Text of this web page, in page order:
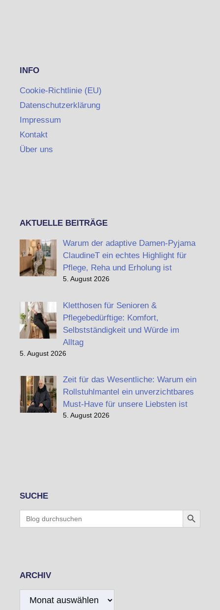
INFO
Cookie-Richtlinie (EU)
Datenschutzerklärung
Impressum
Kontakt
Über uns
AKTUELLE BEITRÄGE
Warum der adaptive Damen-Pyjama
ClaudineT ein echtes Highlight für
Pflege, Reha und Erholung ist
5. August 2026
Kletthosen für Senioren &
Pflegebedürftige: Komfort,
Selbstständigkeit und Würde im
Alltag
5. August 2026
Zeit für das Wesentliche: Warum ein
Rollstuhlmantel ein unverzichtbares
Must-Have für unsere Liebsten ist
5. August 2026
SUCHE
Search
for:
Search Button
ARCHIV